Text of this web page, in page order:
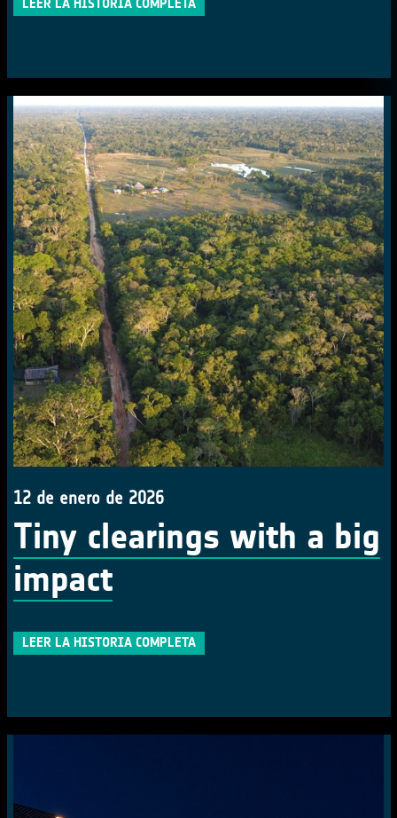
LEER LA HISTORIA COMPLETA
12 de enero de 2026
Tiny clearings with a big
impact
LEER LA HISTORIA COMPLETA